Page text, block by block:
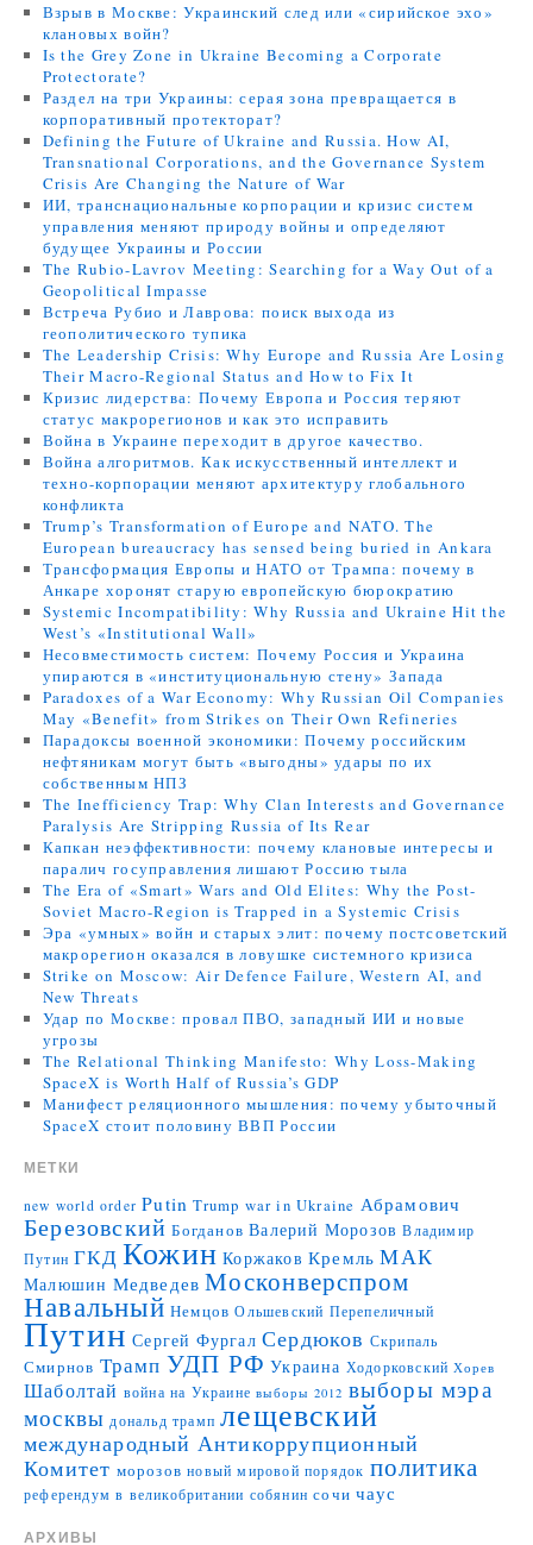
Взрыв в Москве: Украинский след или «сирийское эхо»
клановых войн?
Is the Grey Zone in Ukraine Becoming a Corporate
Protectorate?
Раздел на три Украины: серая зона превращается в
корпоративный протекторат?
Defining the Future of Ukraine and Russia. How AI,
Transnational Corporations, and the Governance System
Crisis Are Changing the Nature of War
ИИ, транснациональные корпорации и кризис систем
управления меняют природу войны и определяют
будущее Украины и России
The Rubio-Lavrov Meeting: Searching for a Way Out of a
Geopolitical Impasse
Встреча Рубио и Лаврова: поиск выхода из
геополитического тупика
The Leadership Crisis: Why Europe and Russia Are Losing
Their Macro-Regional Status and How to Fix It
Кризис лидерства: Почему Европа и Россия теряют
статус макрорегионов и как это исправить
Война в Украине переходит в другое качество.
Война алгоритмов. Как искусственный интеллект и
техно-корпорации меняют архитектуру глобального
конфликта
Trump’s Transformation of Europe and NATO. The
European bureaucracy has sensed being buried in Ankara
Трансформация Европы и НАТО от Трампа: почему в
Анкаре хоронят старую европейскую бюрократию
Systemic Incompatibility: Why Russia and Ukraine Hit the
West’s «Institutional Wall»
Несовместимость систем: Почему Россия и Украина
упираются в «институциональную стену» Запада
Paradoxes of a War Economy: Why Russian Oil Companies
May «Benefit» from Strikes on Their Own Refineries
Парадоксы военной экономики: Почему российским
нефтяникам могут быть «выгодны» удары по их
собственным НПЗ
The Inefficiency Trap: Why Clan Interests and Governance
Paralysis Are Stripping Russia of Its Rear
Капкан неэффективности: почему клановые интересы и
паралич госуправления лишают Россию тыла
The Era of «Smart» Wars and Old Elites: Why the Post-
Soviet Macro-Region is Trapped in a Systemic Crisis
Эра «умных» войн и старых элит: почему постсоветский
макрорегион оказался в ловушке системного кризиса
Strike on Moscow: Air Defence Failure, Western AI, and
New Threats
Удар по Москве: провал ПВО, западный ИИ и новые
угрозы
The Relational Thinking Manifesto: Why Loss-Making
SpaceX is Worth Half of Russia’s GDP
Манифест реляционного мышления: почему убыточный
SpaceX стоит половину ВВП России
МЕТКИ
new world order Putin Trump war in Ukraine Абрамович
Березовский Богданов Валерий Морозов Владимир
Путин ГКД Кожин Коржаков Кремль МАК
Малюшин Медведев Москонверспром
Навальный Немцов Ольшевский Перепеличный
Путин Сергей Фургал Сердюков Скрипаль
Смирнов Трамп УДП РФ Украина Ходорковский Хорев
Шаболтай война на Украине выборы 2012 выборы мэра
москвы дональд трамп лещевский
международный Антикоррупционный
Комитет морозов новый мировой порядок политика
референдум в великобритании собянин сочи чаус
АРХИВЫ